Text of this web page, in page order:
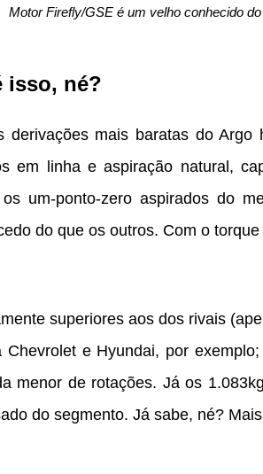
Motor Firefly/GSE é um velho conhecido
isso, né?
derivações mais baratas do
em linha e aspiração natural,
um-ponto-zero aspirados do
do que os outros. Com o
superiores aos dos rivais
e Hyundai, por
menor de rotações. Já os
do segmento. Já sabe, né?